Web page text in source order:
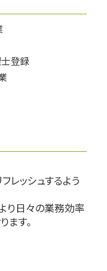
登録
レッシュするよう
より日々の業務効率
ます。